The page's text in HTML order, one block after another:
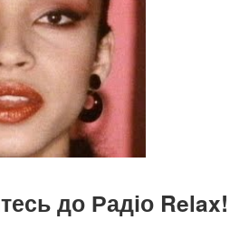
до Радіо Relax!